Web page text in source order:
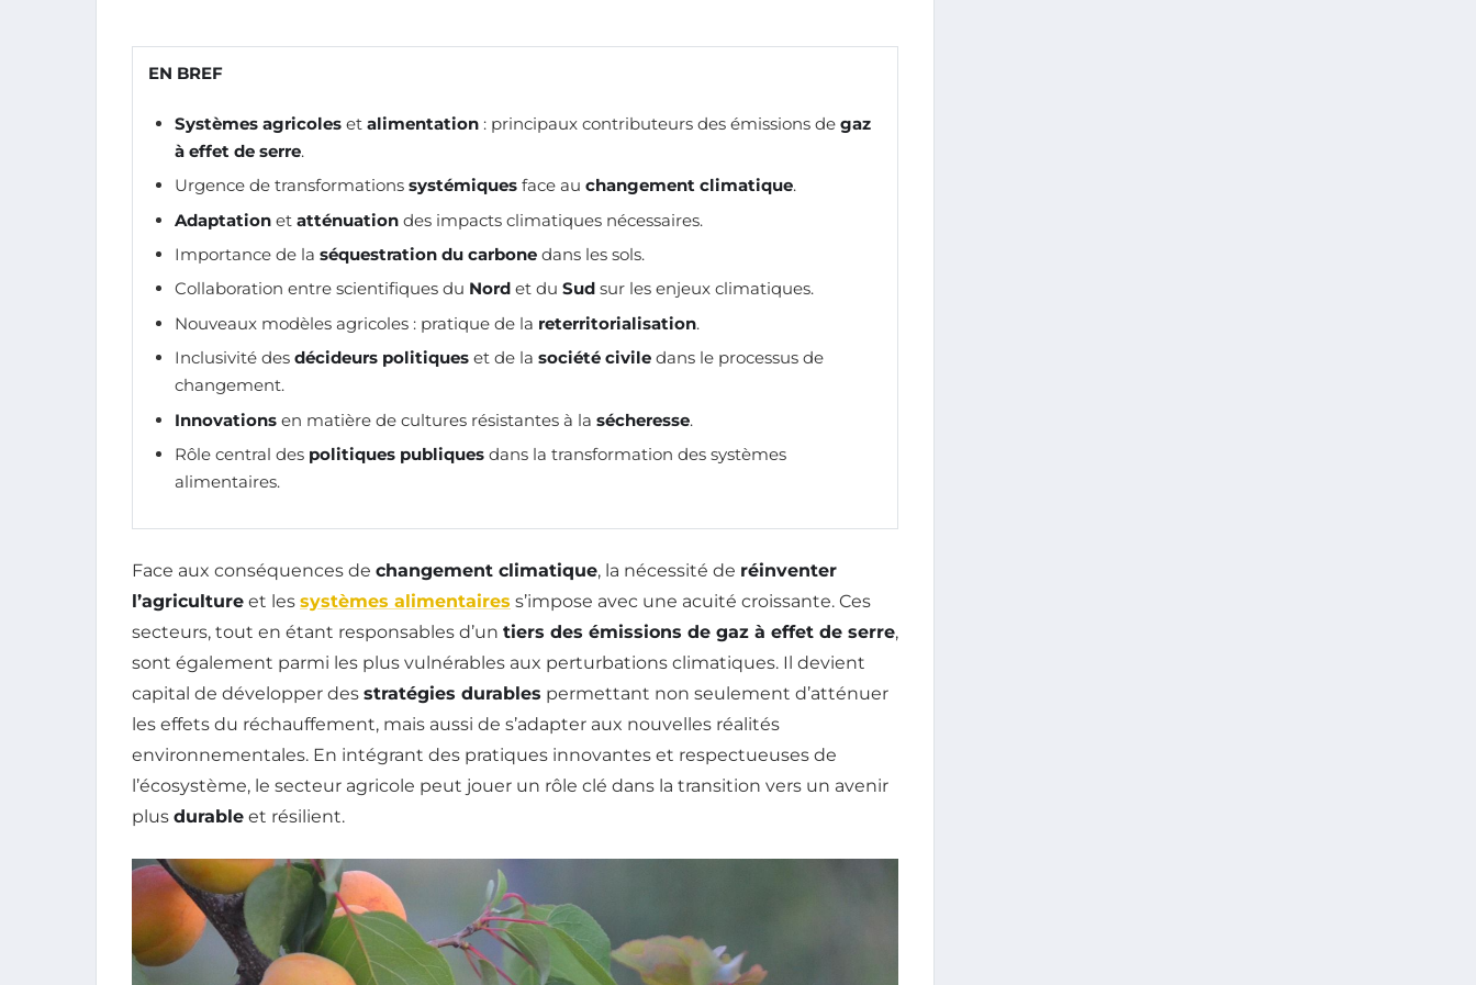
EN BREF
Systèmes agricoles et alimentation : principaux contributeurs des émissions de gaz
à effet de serre.
Urgence de transformations systémiques face au changement climatique.
Adaptation et atténuation des impacts climatiques nécessaires.
Importance de la séquestration du carbone dans les sols.
Collaboration entre scientifiques du Nord et du Sud sur les enjeux climatiques.
Nouveaux modèles agricoles : pratique de la reterritorialisation.
Inclusivité des décideurs politiques et de la société civile dans le processus de
changement.
Innovations en matière de cultures résistantes à la sécheresse.
Rôle central des politiques publiques dans la transformation des systèmes
alimentaires.
Face aux conséquences de changement climatique, la nécessité de réinventer
l’agriculture et les systèmes alimentaires s’impose avec une acuité croissante. Ces
secteurs, tout en étant responsables d’un tiers des émissions de gaz à effet de serre,
sont également parmi les plus vulnérables aux perturbations climatiques. Il devient
capital de développer des stratégies durables permettant non seulement d’atténuer
les effets du réchauffement, mais aussi de s’adapter aux nouvelles réalités
environnementales. En intégrant des pratiques innovantes et respectueuses de
l’écosystème, le secteur agricole peut jouer un rôle clé dans la transition vers un avenir
plus durable et résilient.